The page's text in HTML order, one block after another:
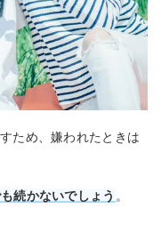
ため、嫌われたときは
続かないでしょう 。